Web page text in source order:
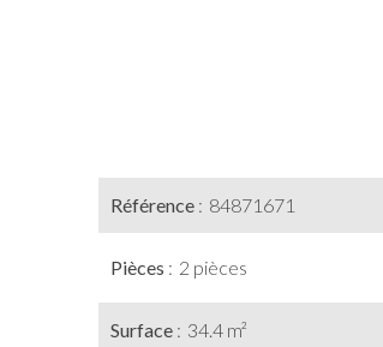
Référence 84871671
Pièces 2 pièces
Surface 34.4 m²